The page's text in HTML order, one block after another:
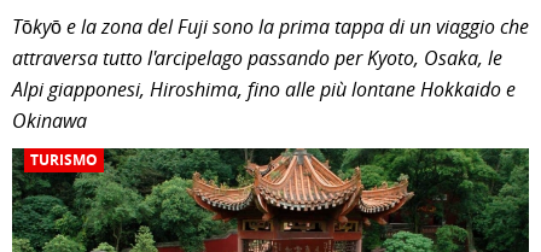
Tōkyō e la zona del Fuji sono la prima tappa di un viaggio che
attraversa tutto l'arcipelago passando per Kyoto, Osaka, le
Alpi giapponesi, Hiroshima, fino alle più lontane Hokkaido e
Okinawa
TURISMO